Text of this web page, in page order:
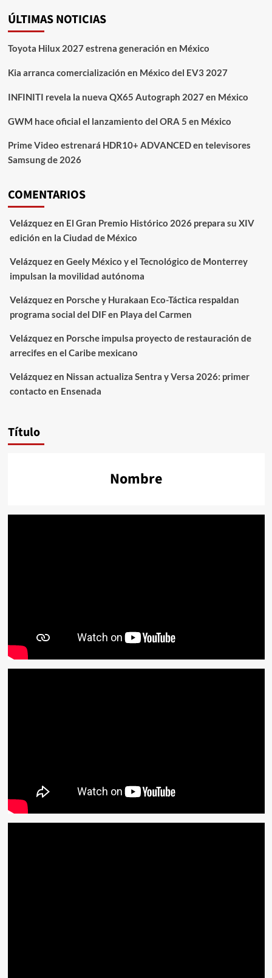
ÚLTIMAS NOTICIAS
Toyota Hilux 2027 estrena generación en México
Kia arranca comercialización en México del EV3 2027
INFINITI revela la nueva QX65 Autograph 2027 en México
GWM hace oficial el lanzamiento del ORA 5 en México
Prime Video estrenará HDR10+ ADVANCED en televisores
Samsung de 2026
COMENTARIOS
Velázquezen El Gran Premio Histórico 2026 prepara su XIV
edición en la Ciudad de México
Velázquezen Geely México y el Tecnológico de Monterrey
impulsan la movilidad autónoma
Velázquezen Porsche y Hurakaan Eco-Táctica respaldan
programa social del DIF en Playa del Carmen
Velázquezen Porsche impulsa proyecto de restauración de
arrecifes en el Caribe mexicano
Velázquezen Nissan actualiza Sentra y Versa 2026: primer
contacto en Ensenada
Título
Nombre